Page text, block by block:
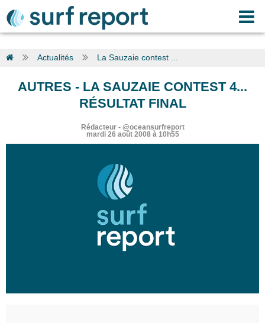
Actualités La Sauzaie contest ...
AUTRES - LA SAUZAIE CONTEST 4...
RÉSULTAT FINAL
Rédacteur- @oceansurfreport
mardi 26 août 2008 à 10h55